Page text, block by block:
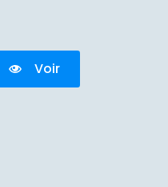
Voir